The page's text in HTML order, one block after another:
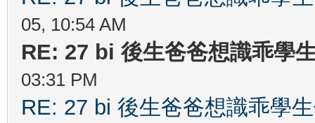
05, 10:54 AM
RE: 27 bi 後生爸爸想識乖學
03:31 PM
RE: 27 bi 後生爸爸想識乖學